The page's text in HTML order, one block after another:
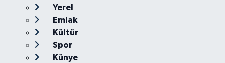
Yerel
Emlak
Kültür
Spor
Künye